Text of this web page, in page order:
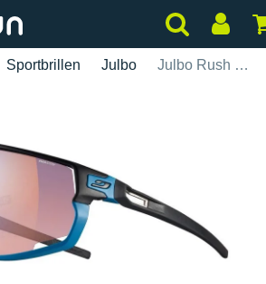
Sportbrillen Julbo Julbo Rush Reactiv Photochromic Performance 1-3